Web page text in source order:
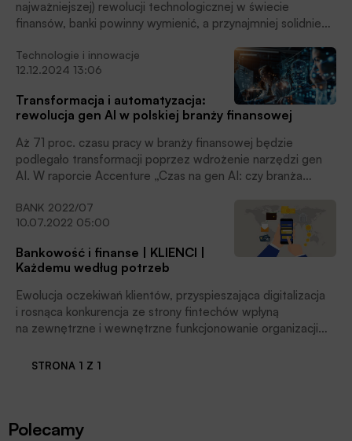
najważniejszej) rewolucji technologicznej w świecie
finansów, banki powinny wymienić, a przynajmniej solidnie
możliwe w sposób ewolucyjny? A jeśli tak, to jak
ewoluować najważniejszą architekturę każdej instytucji
finansowej bez zatrzymania biznesu? – takie pytania
postawili przed sobą eksperci, podczas debaty
„Miesięcznika Finansowego BANK”. Partnerem i dobrym
merytorycznym duchem spotkania była firma Temenos.
Technologie i innowacje
12.12.2024 13:06
Transformacja i automatyzacja:
rewolucja gen AI w polskiej branży finansowej
Aż 71 proc. czasu pracy w branży finansowej będzie
podlegało transformacji poprzez wdrożenie narzędzi gen
AI. W raporcie Accenture „Czas na gen AI: czy branża
kompleksową analizę potencjału generatywnej sztucznej
inteligencji (gen AI) w Polsce w branży finansowej.
Dokument identyfikuje trzy scenariusze wdrożenia gen AI,
omawia wyzwania związane z jego implementacją, a także
wskazuje rekomendacje dla instytucji finansowych, które
chcą dokonać transformacji w celu pełnego wykorzystania
możliwości tej technologii.
BANK 2022/07
10.07.2022 05:00
Bankowość i finanse | KLIENCI |
Każdemu według potrzeb
Ewolucja oczekiwań klientów, przyspieszająca digitalizacja
i rosnąca konkurencja ze strony fintechów wpłyną
na zewnętrzne i wewnętrzne funkcjonowanie organizacji
przewagi konkurencyjnej poprzez wdrażanie innowacyjnych
STRONA 1 Z 1
Polecamy